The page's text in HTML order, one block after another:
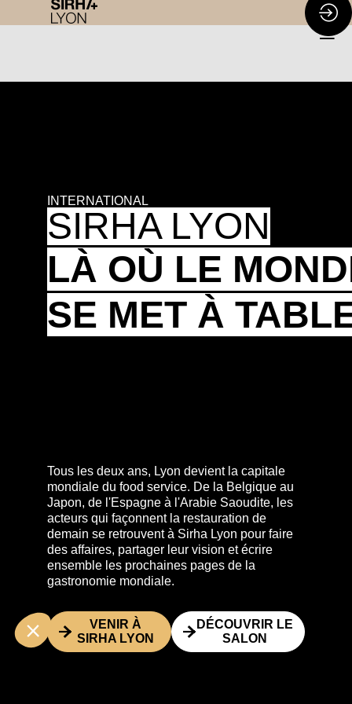
INTERNATIONAL
SIRHA LYON
LÀ OÙ LE
SE MET À
Tous les deux ans, Lyon devient la capitale
mondiale du food service. De la Belgique au
Japon, de l'Espagne à l'Arabie Saoudite, les
acteurs qui façonnent la restauration de
demain se retrouvent à Sirha Lyon pour faire
des affaires, partager leur vision et écrire
ensemble les prochaines pages de la
gastronomie mondiale.
VENIR À
SIRHA LYON
DÉCOUVRIR LE
SALON